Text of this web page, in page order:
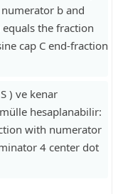
b and
the fraction
cap C end-fraction
) ve kenar
hesaplanabilir:
with numerator
4 center dot